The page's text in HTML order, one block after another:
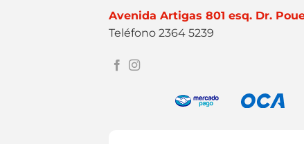
Avenida Artigas 801 esq. Dr.
Teléfono 2364 5239